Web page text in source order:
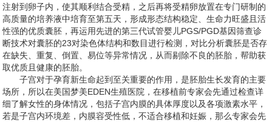
注射到卵子内，使其顺利结合受精，之后再将受精卵放置在专门研制的
高质量的培养液中培育至第五天，形成形态结构稳定、生命力旺盛且活
性强的优质囊胚，再运用先进的第三代试管婴儿PGS/PGD基因筛查诊
断技术对囊胚的23对染色体结构和数目进行检测，对比分析囊胚是否存
在缺失、重复、倒置、易位等异常情况，从而剔除不良的胚胎，帮助获
取优质且健康的胚胎。
子宫对于孕育新生命起到至关重要的作用，是胚胎生长发育的主要
场所，所以在美国梦美EDEN生殖医院，在移植前专家会先通过检查详
细了解女性的身体情况，包括子宫内膜的具体厚度以及各项激素水平，
若是子宫内环境差，内膜容受性低，不适合移植和妊娠，那么专家会先